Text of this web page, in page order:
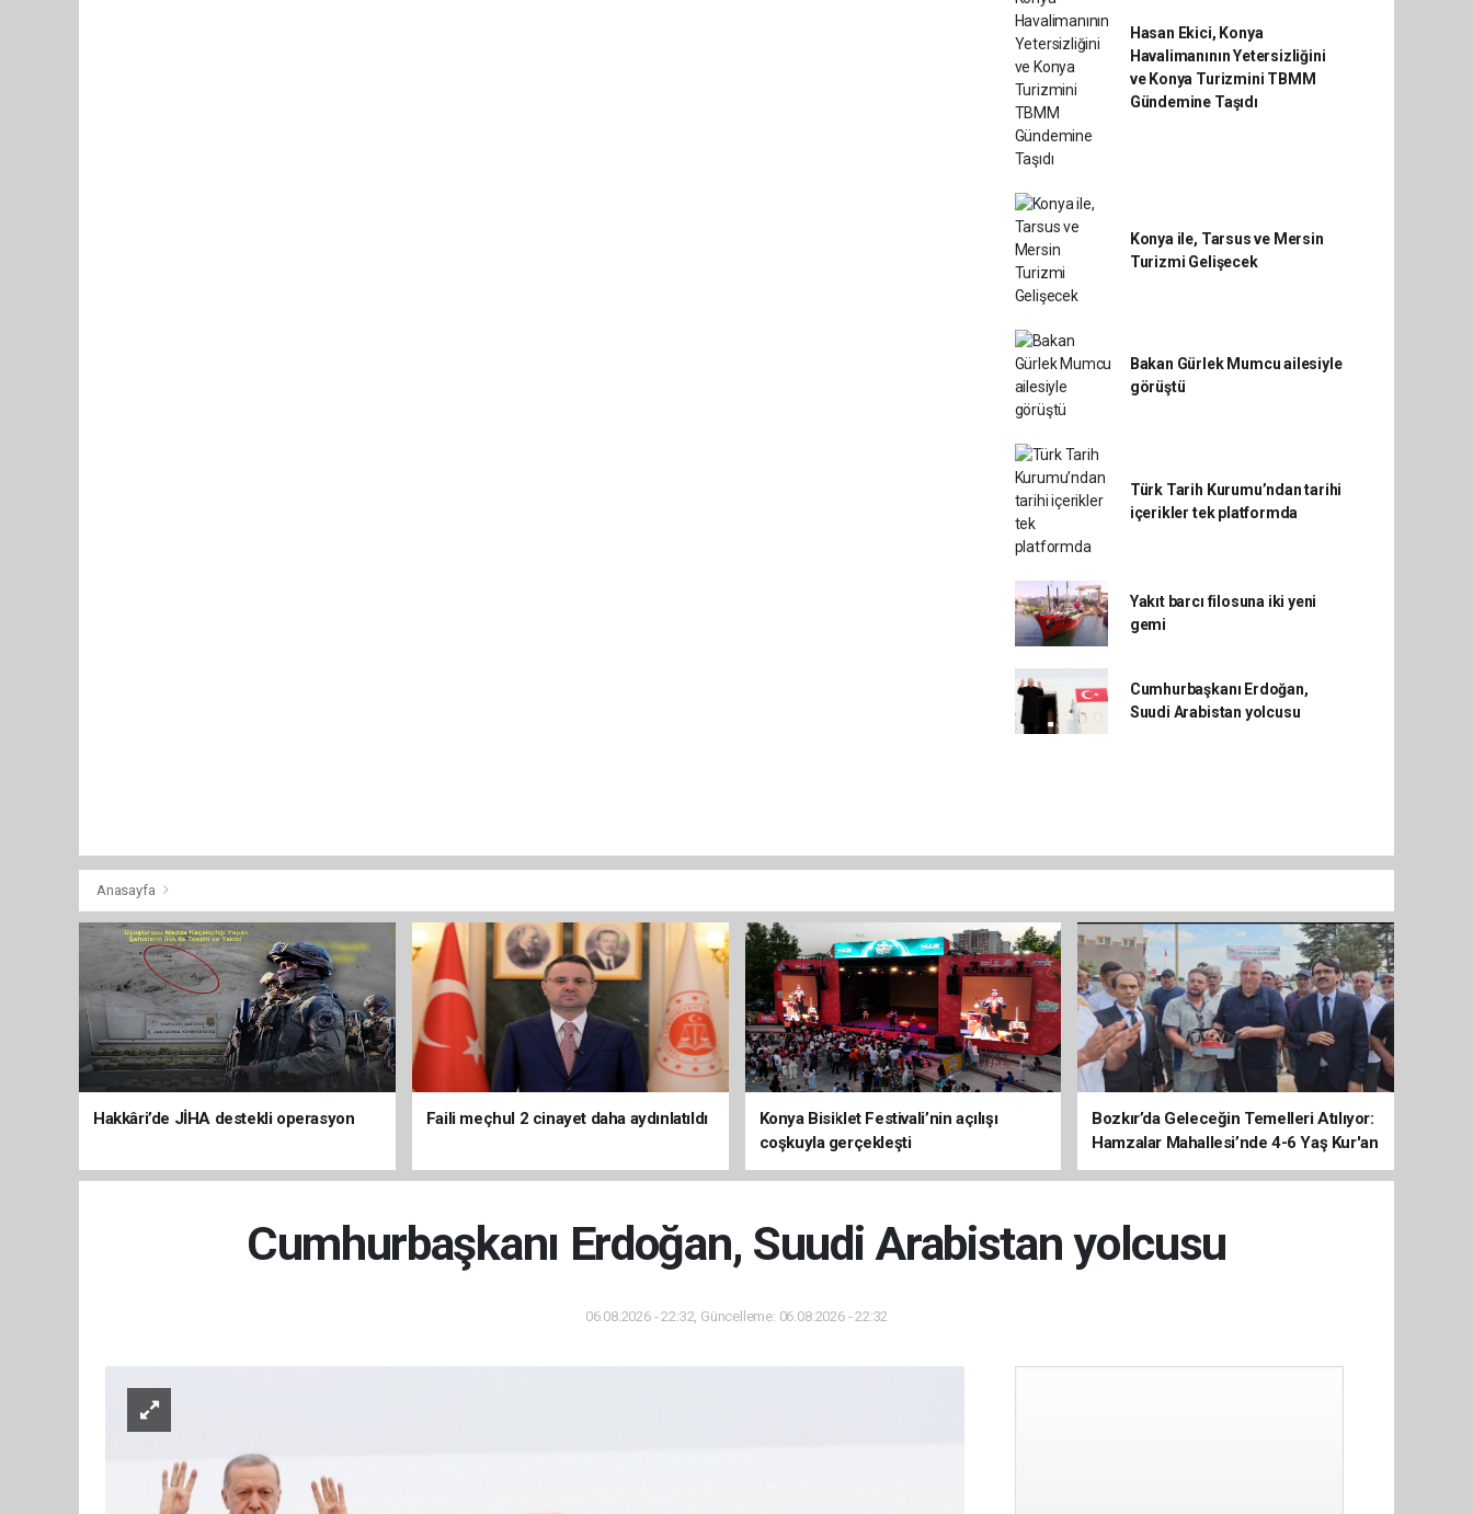
Hasan Ekici, Konya
Havalimanının Yetersizliğini
ve Konya Turizmini TBMM
Gündemine Taşıdı
Konya ile, Tarsus ve Mersin
Turizmi Gelişecek
Bakan Gürlek Mumcu ailesiyle
görüştü
Türk Tarih Kurumu’ndan tarihi
içerikler tek platformda
Yakıt barcı filosuna iki yeni
gemi
Cumhurbaşkanı Erdoğan,
Suudi Arabistan yolcusu
Anasayfa
Hakkâri’de JİHA destekli operasyon Faili meçhul 2 cinayet daha aydınlatıldı
Konya Bisiklet Festivali’nin açılışı
coşkuyla gerçekleşti
Bozkır’da Geleceğin Temelleri Atılıyor:
Hamzalar Mahallesi’nde 4-6 Yaş Kur'an
Kursu İnşaatı Başladı
Cumhurbaşkanı Erdoğan, Suudi Arabistan yolcusu
06.08.2026 - 22:32, Güncelleme: 06.08.2026 - 22:32